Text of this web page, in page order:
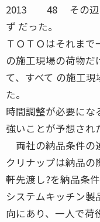
2013 48 その辺り
ず だった。
ＴＯＴＯはそれま
の施工現場の荷物だ
て、すべて の施工
た。
時間調整が必要にな
強いことが予想され
両社の納品条件の
クリナップは納品
軒先渡し?を納品条
システムキッチン
向にあり、一人で荷